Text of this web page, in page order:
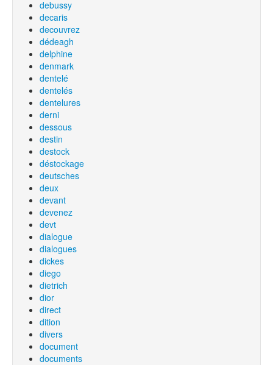
debussy
decaris
decouvrez
dédeagh
delphine
denmark
dentelé
dentelés
dentelures
derni
dessous
destin
destock
déstockage
deutsches
deux
devant
devenez
devt
dialogue
dialogues
dickes
diego
dietrich
dior
direct
dition
divers
document
documents